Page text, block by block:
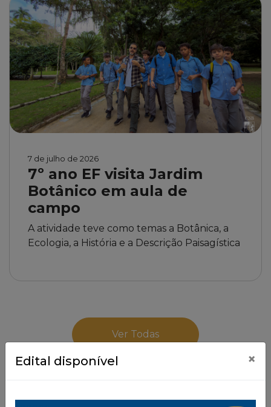
7 de julho de 2026
7º ano EF visita Jardim
Botânico em aula de
campo
A atividade teve como temas a Botânica, a
Ecologia, a História e a Descrição Paisagística
Ver Todas
Edital disponível ×